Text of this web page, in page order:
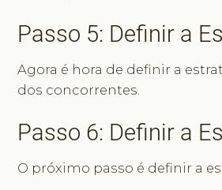
Passo 5: Definir a
Agora é hora de definir a
dos concorrentes.
Passo 6: Definir a
O próximo passo é definir a